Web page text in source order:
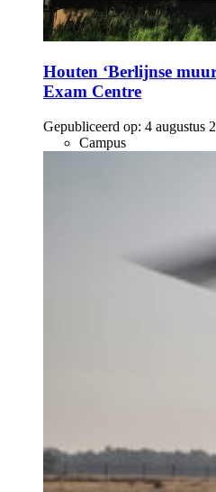
Houten ‘Berlijnse
Exam Centre
Gepubliceerd op: 4 augustus
Campus